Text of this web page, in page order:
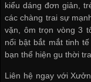
kiểu dáng đơn giản,
các chàng trai sự
vặn, ôm trọn vòng 3
nổi bật bắt mắt tinh
bạn thể hiện gu thời
Liên hệ ngay với